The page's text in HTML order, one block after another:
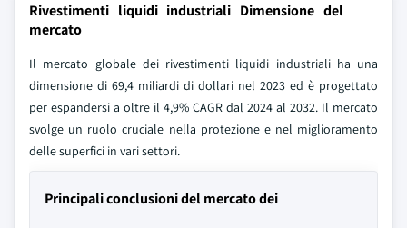
Rivestimenti liquidi industriali Dimensione del
mercato
Il mercato globale dei rivestimenti liquidi industriali ha una
dimensione di 69,4 miliardi di dollari nel 2023 ed è progettato
per espandersi a oltre il 4,9% CAGR dal 2024 al 2032. Il mercato
svolge un ruolo cruciale nella protezione e nel miglioramento
delle superfici in vari settori.
Principali conclusioni del mercato dei